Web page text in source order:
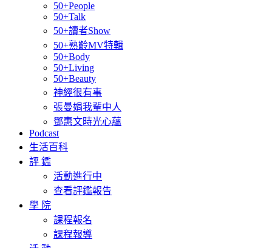
50+People
50+Talk
50+讀者Show
50+熟齡MV特輯
50+Body
50+Living
50+Beauty
神經很有事
張曼娟我輩中人
鄧惠文時光心蘊
Podcast
生活百科
評 鑑
活動進行中
查看評鑑報告
學 院
課程報名
課程報導